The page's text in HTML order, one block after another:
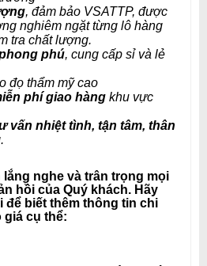
, đảm bảo VSATTP, được
nghiêm ngặt từng lô hàng
tra chất lượng.
phú, cung cấp sỉ và lẻ
đọ thẩm mỹ cao
phí giao hàng khu vực
vấn nhiệt tình, tận tâm, thân
.
nghe và trân trọng mọi
hồi của Quý khách. Hãy
để biết thêm thông tin chi
giá cụ thể: